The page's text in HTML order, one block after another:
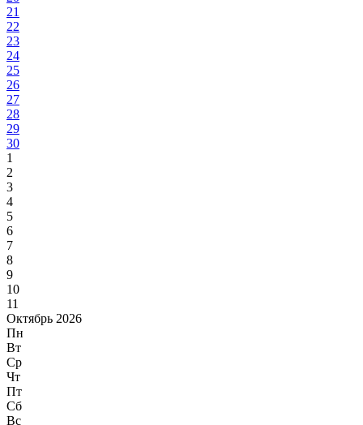
21
22
23
24
25
26
27
28
29
30
1
2
3
4
5
6
7
8
9
10
11
Октябрь 2026
Пн
Вт
Ср
Чт
Пт
Сб
Вс